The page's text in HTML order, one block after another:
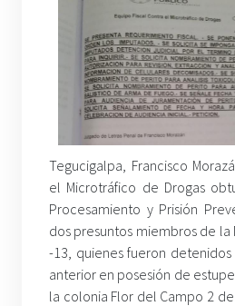
Tegucigalpa, Francisco
el Microtráfico de Drogas
Procesamiento y Prisión
dos presuntos miembros de la
-13, quienes fueron detenidos
anterior en posesión de
la colonia Flor del Campo 2